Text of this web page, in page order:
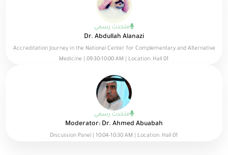
متحدث رسمي
Dr. Abdullah Alanazi
Accreditation Journey in the National Center for Complementary and Alternative
Medicine | 09:30-10:00 AM | Location: Hall 01
متحدث رسمي
Moderator: Dr. Ahmed Abuabah
Discussion Panel | 10:04-10:30 AM | Location: Hall 01